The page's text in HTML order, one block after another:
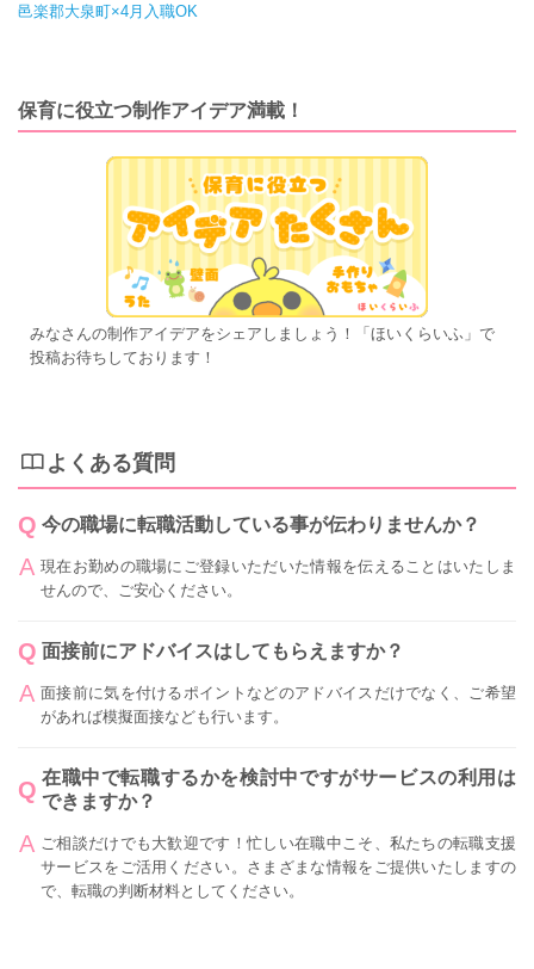
邑楽郡大泉町×4月入職OK
保育に役立つ制作アイデア満載！
みなさんの制作アイデアをシェアしましょう！「ほいくらいふ」で
投稿お待ちしております！
よくある質問
今の職場に転職活動している事が伝わりませんか？
現在お勤めの職場にご登録いただいた情報を伝えることはいたしま
せんので、ご安心ください。
面接前にアドバイスはしてもらえますか？
面接前に気を付けるポイントなどのアドバイスだけでなく、ご希望
があれば模擬面接なども行います。
在職中で転職するかを検討中ですがサービスの利用は
できますか？
ご相談だけでも大歓迎です！忙しい在職中こそ、私たちの転職支援
サービスをご活用ください。さまざまな情報をご提供いたしますの
で、転職の判断材料としてください。